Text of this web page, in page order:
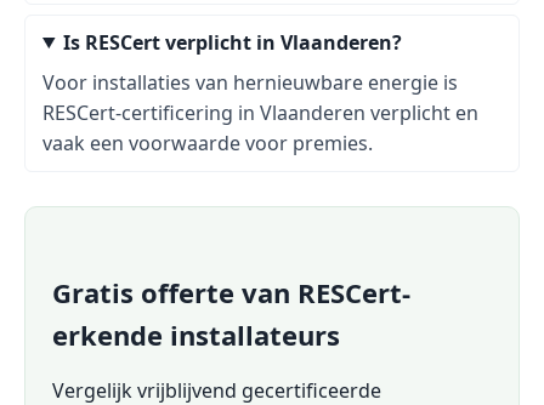
Is RESCert verplicht in Vlaanderen?
Voor installaties van hernieuwbare energie is
RESCert-certificering in Vlaanderen verplicht en
vaak een voorwaarde voor premies.
Gratis offerte van RESCert-
erkende installateurs
Vergelijk vrijblijvend gecertificeerde